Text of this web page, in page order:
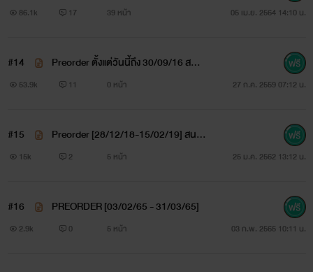
ผู้เป็นตากลับล่วงรู้ความลับนี้มาโดยตลอด ทว่าความลับไม่มีใน
พึ่งเข้าใจคำกล่าวนี้ก็ตอนที่ตัวเองต้องแต่งงานกับคนที่เกลียดชัง
สถานะที่เปลี่ยนไปทำให้เขาไม่ต่างอะไรจากลูกไก่ในกำมือของ
การันต์
จากฆาตกรเลื่อนขั้นมาเป็นภรรยาที่ถูกต้องตามกฎหมาย…
TE
86.1k 17 39 หน้า 05 เม.ย. 2564 14:10 น.
#14
Preorder ตั้งแต่วันนี้ถึง 30/09/16 สนใจ
คลิ๊กอ่านรายละเอียด
53.9k 11 0 หน้า 27 ก.ค. 2559 07:12 น.
#15
Preorder [28/12/18-15/02/19] สนใจ
คลิ๊ก!
15k 2 5 หน้า 25 ม.ค. 2562 13:12 น.
#16 PREORDER [03/02/65 - 31/03/65]
2.9k 0 5 หน้า 03 ก.พ. 2565 10:11 น.